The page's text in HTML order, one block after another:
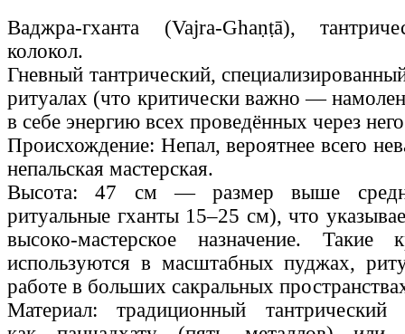
Ваджра-гханта (Vajra-Ghaṇṭā),
колокол.
Гневный тантрический,
ритуалах (что критически важно —
в себе энергию всех проведённых через
Происхождение: Непал, вероятнее всего
непальская мастерская.
Высота: 47 см — размер выше
ритуальные гханты 15–25 см), что
высоко-мастерское назначение. Такие
используются в масштабных пуджах,
работе в больших сакральных
Материал: традиционный тантрический